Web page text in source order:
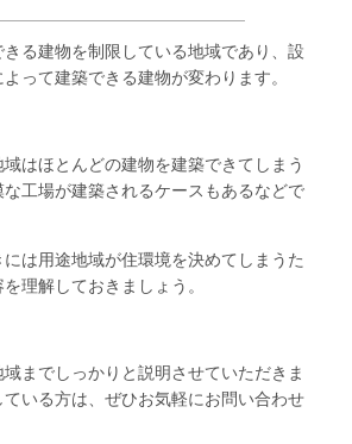
る建物を制限している地域であり、設
って建築できる建物が変わります。
はほとんどの建物を建築できてしまう
工場が建築されるケースもあるなどで
は用途地域が住環境を決めてしまうた
理解しておきましょう。
までしっかりと説明させていただきま
いる方は、ぜひお気軽にお問い合わせ